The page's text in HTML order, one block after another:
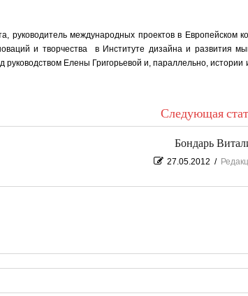
руководитель международных проектов в Европейском
и творчества в Институте дизайна и развития
Елены Григорьевой и, параллельно, истории
Следующая
Бондарь
27.05.2012 /